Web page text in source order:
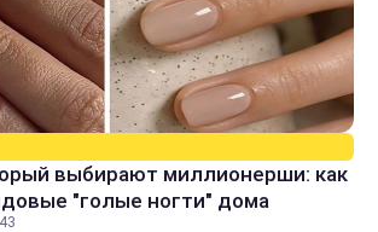
выбирают миллионерши: как
"голые ногти" дома